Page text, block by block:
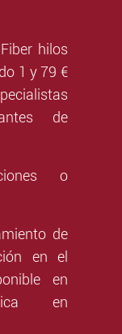
hilos
1 y 79 €
de
o
de
en el
en
en